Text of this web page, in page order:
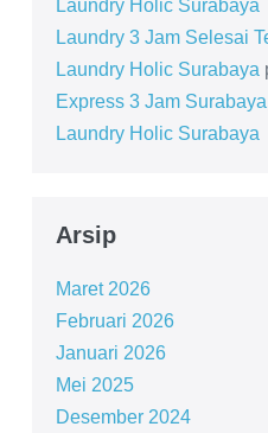
Laundry Holic Surabaya
Laundry 3 Jam Selesai
Laundry Holic Surabaya
Express 3 Jam
Laundry Holic Surabaya
Arsip
Maret 2026
Februari 2026
Januari 2026
Mei 2025
Desember 2024